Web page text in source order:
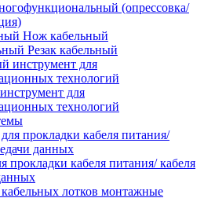
(опрессовка/
Нож кабельный
Резак кабельный
для
технологий
прокладки кабеля питания/ кабеля